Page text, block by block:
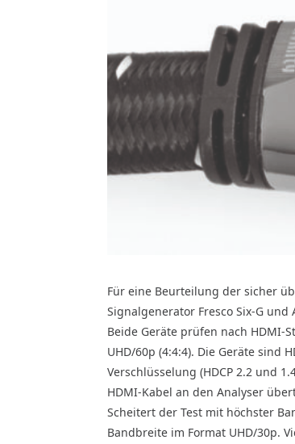
Für eine Beurteilung der sicher
Signalgenerator Fresco Six-G
Beide Geräte prüfen nach HDMI-
UHD/60p (4:4:4). Die Geräte sind
Verschlüsselung (HDCP 2.2 und
HDMI-Kabel an den Analyser
Scheitert der Test mit höchster
Bandbreite im Format UHD/30p.